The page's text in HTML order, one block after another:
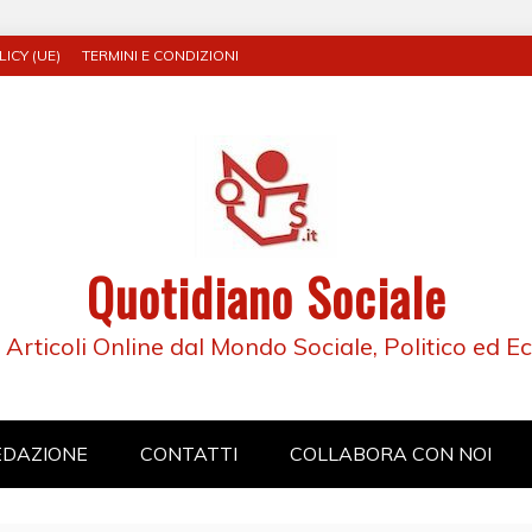
(UE) TERMINI E CONDIZIONI
Quotidiano Sociale
Articoli Online dal Mondo Sociale, Politico ed
CONTATTI COLLABORA CON NOI